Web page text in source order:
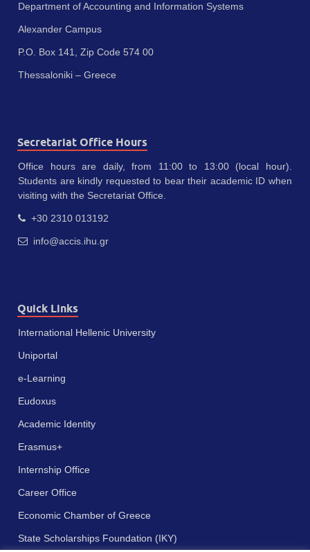
Department of Accounting and Information Systems
Alexander Campus
P.O. Box 141, Zip Code 574 00
Thessaloniki – Greece
Secretariat Office Hours
Office hours are daily, from 11:00 to 13:00 (local hour).
Students are kindly requested to bear their academic ID when
visiting with the Secretariat Office.
+30 2310 013192
info@accis.ihu.gr
Quick Links
International Hellenic University
Uniportal
e-Learning
Eudoxus
Academic Identity
Erasmus+
Internship Office
Career Office
Economic Chamber of Greece
State Scholarships Foundation (IKY)